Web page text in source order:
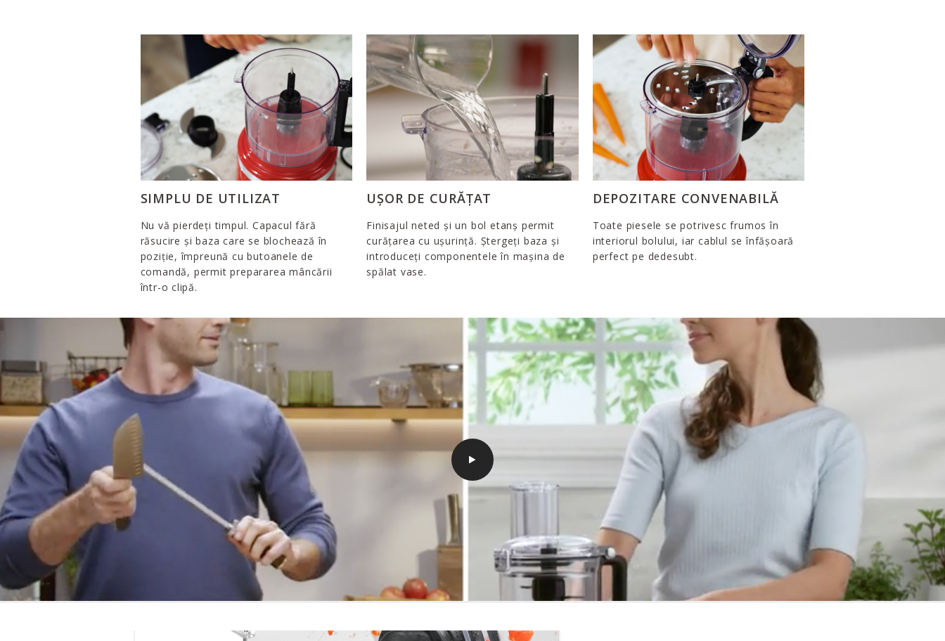
SIMPLU DE UTILIZAT
Nu vă pierdeți timpul. Capacul fără
răsucire și baza care se blochează în
poziție, împreună cu butoanele de
comandă, permit prepararea mâncării
într-o clipă.
UȘOR DE CURĂȚAT
Finisajul neted și un bol etanș permit
curățarea cu ușurință. Ștergeți baza și
introduceți componentele în mașina de
spălat vase.
DEPOZITARE CONVENABILĂ
Toate piesele se potrivesc frumos în
interiorul bolului, iar cablul se înfășoară
perfect pe dedesubt.